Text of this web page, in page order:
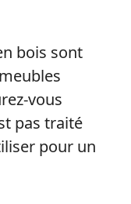
bois sont
vous
pas traité
pour un